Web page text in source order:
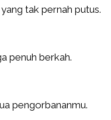
tak pernah putus.
penuh berkah.
pengorbananmu.